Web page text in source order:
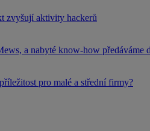
zvyšují aktivity hackerů
a nabyté know-how předáváme
pro malé a střední firmy?